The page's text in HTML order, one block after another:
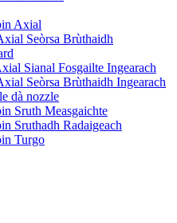
Axial
Seòrsa Brùthaidh
Sianal Fosgailte Ingearach
Seòrsa Brùthaidh Ingearach
dà nozzle
Sruth Measgaichte
Sruthadh Radaigeach
Turgo